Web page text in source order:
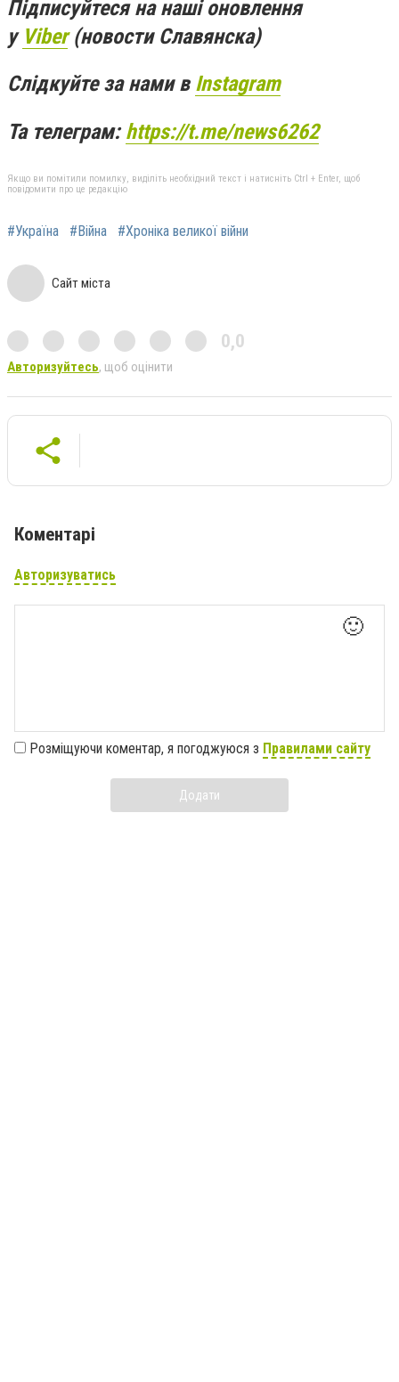
Підписуйтеся на наші оновлення
у Viber(новости Славянска)
Слідкуйте за нами в Instagram
Та телеграм:https://t.me/news6262
Якщо ви помітили помилку, виділіть необхідний текст і натисніть Ctrl + Enter, щоб
повідомити про це редакцію
#Україна #Війна #Хроніка великої війни
Сайт міста
0,0
Авторизуйтесь, щоб оцінити
Коментарі
Авторизуватись
🙂
Розміщуючи коментар, я погоджуюся з Правилами сайту
Додати